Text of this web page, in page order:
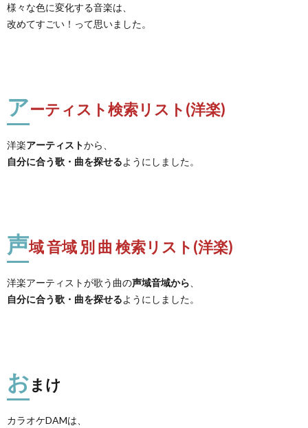
様々な色に変化する音楽は、
改めてすごい！って思いました。
アーティスト検索リスト(洋楽)
洋楽アーティストから、
自分に合う歌・曲を探せるようにしました。
声域 音域 別 曲 検索リスト(洋楽)
洋楽アーティストが歌う曲の声域音域から
自分に合う歌・曲を探せるようにしました。
おまけ
カラオケDAMは、